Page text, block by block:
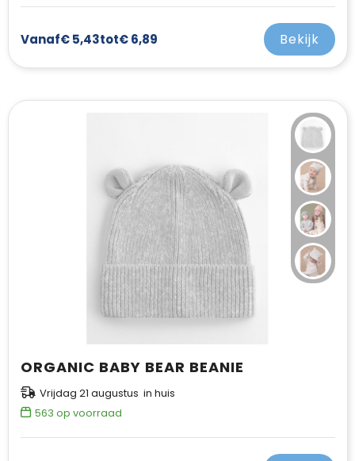
Vanaf€ 5,43tot€ 6,89 Bekijk
ORGANIC BABY BEAR BEANIE
Vrijdag 21 augustus in huis
563 op voorraad